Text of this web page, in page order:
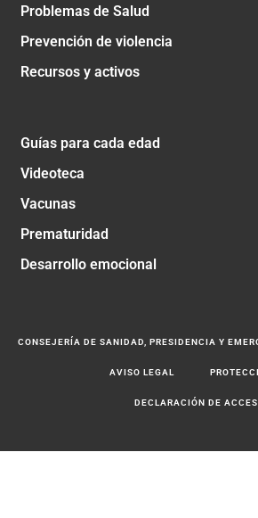
Problemas de Salud
Prevención de violencia
Recursos y activos
Guías para cada edad
Videoteca
Vacunas
Prematuridad
Desarrollo emocional
CONSEJERÍA DE SANIDAD, PRESIDENCIA Y
AVISO LEGAL
DECLARACIÓN DE